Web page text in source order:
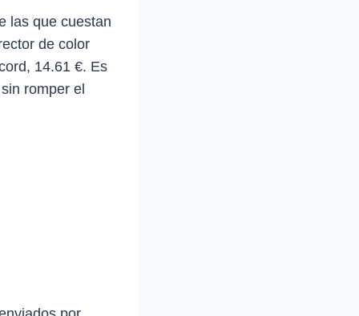
las que cuestan
de color
14.61 €. Es
romper el